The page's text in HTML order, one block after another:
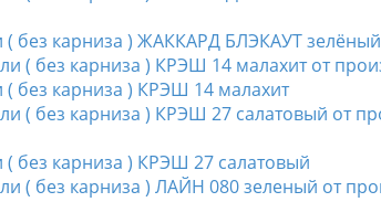
( без карниза ) ЖАККАРД БЛЭКАУТ зелёный
без карниза ) КРЭШ 14 малахит
без карниза ) КРЭШ 27 салатовый